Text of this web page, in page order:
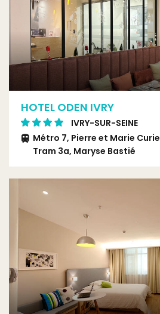
HOTEL ODEN IVRY
IVRY-SUR-SEINE
Métro 7, Pierre et Marie Curie
Tram 3a, Maryse Bastié